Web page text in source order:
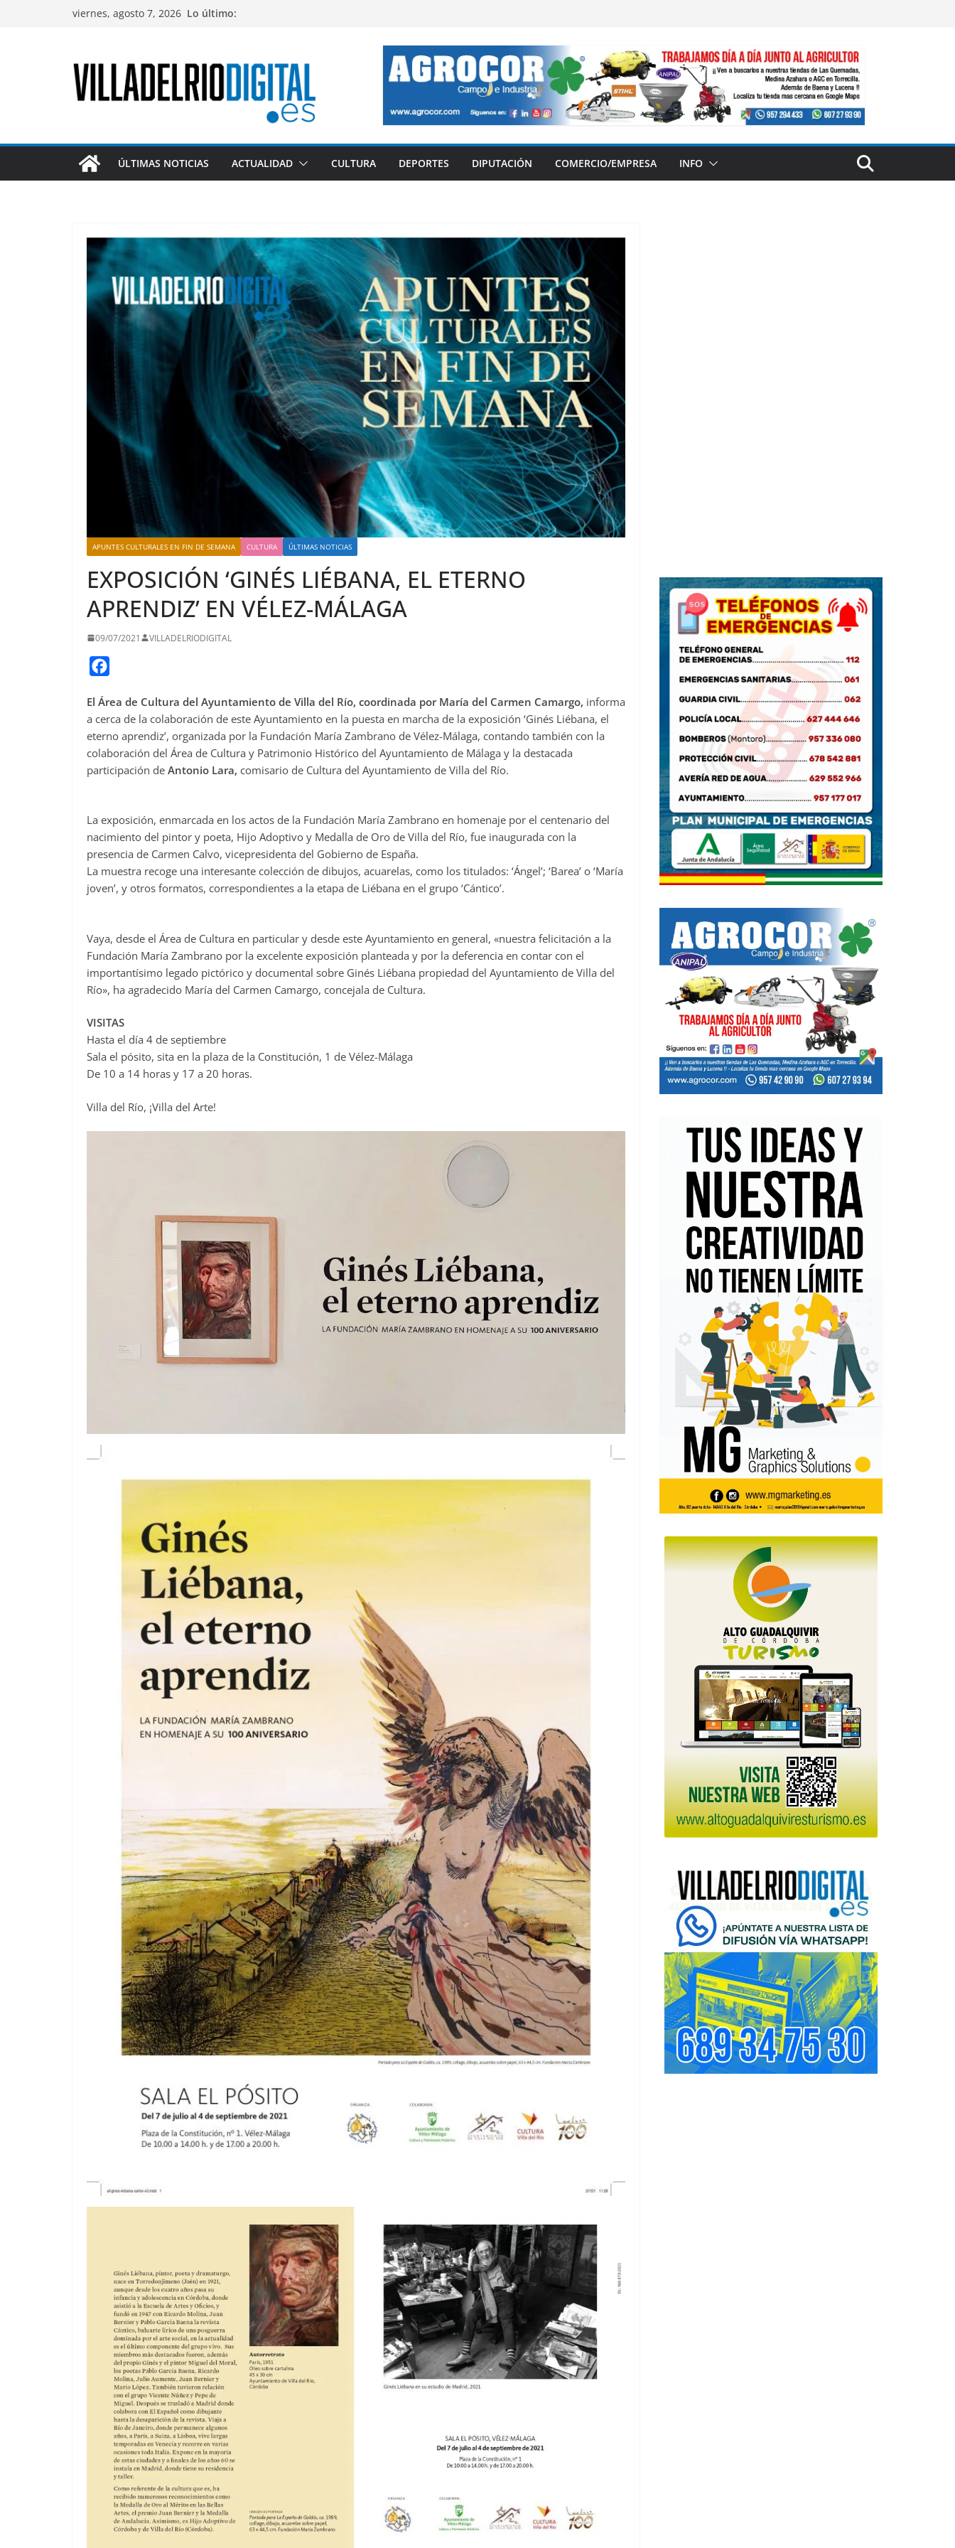
viernes, agosto 7, 2026 Lo último:
ÚLTIMAS NOTICIAS ACTUALIDAD CULTURA DEPORTES DIPUTACIÓN COMERCIO/EMPRESA INFO
APUNTES CULTURALES EN FIN DE SEMANA CULTURA ÚLTIMAS NOTICIAS
EXPOSICIÓN ‘GINÉS LIÉBANA, EL ETERNO
APRENDIZ’ EN VÉLEZ-MÁLAGA
09/07/2021 VILLADELRIODIGITAL
c
e
b
o
El Área de Cultura del Ayuntamiento de Villa del Río, coordinada por María del Carmen Camargo, informa
a cerca de la colaboración de este Ayuntamiento en la puesta en marcha de la exposición ‘Ginés Liébana, el
eterno aprendiz’, organizada por la Fundación María Zambrano de Vélez-Málaga, contando también con la
colaboración del Área de Cultura y Patrimonio Histórico del Ayuntamiento de Málaga y la destacada
participación de Antonio Lara, comisario de Cultura del Ayuntamiento de Villa del Río.
La exposición, enmarcada en los actos de la Fundación María Zambrano en homenaje por el centenario del
nacimiento del pintor y poeta, Hijo Adoptivo y Medalla de Oro de Villa del Río, fue inaugurada con la
presencia de Carmen Calvo, vicepresidenta del Gobierno de España.
La muestra recoge una interesante colección de dibujos, acuarelas, como los titulados: ‘Ángel’; ‘Barea’ o ‘María
joven’, y otros formatos, correspondientes a la etapa de Liébana en el grupo ‘Cántico’.
Vaya, desde el Área de Cultura en particular y desde este Ayuntamiento en general, «nuestra felicitación a la
Fundación María Zambrano por la excelente exposición planteada y por la deferencia en contar con el
importantísimo legado pictórico y documental sobre Ginés Liébana propiedad del Ayuntamiento de Villa del
Río», ha agradecido María del Carmen Camargo, concejala de Cultura.
VISITAS
Hasta el día 4 de septiembre
Sala el pósito, sita en la plaza de la Constitución, 1 de Vélez-Málaga
De 10 a 14 horas y 17 a 20 horas.
Villa del Río, ¡Villa del Arte!